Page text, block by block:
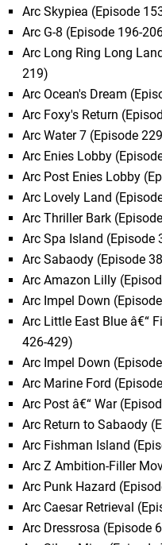
Arc Skypiea (Episode
Arc G-8 (Episode 196-
Arc Long Ring Long
219)
Arc Ocean's Dream
Arc Foxy's Return
Arc Water 7 (Episode
Arc Enies Lobby
Arc Post Enies Lobby
Arc Lovely Land
Arc Thriller Bark
Arc Spa Island (Episode
Arc Sabaody (Episode
Arc Amazon Lilly
Arc Impel Down
Arc Little East Blue â€“
426-429)
Arc Impel Down
Arc Marine Ford
Arc Post â€“ War
Arc Return to Sabaody
Arc Fishman Island
Arc Z Ambition-Filler
Arc Punk Hazard
Arc Caesar Retrieval
Arc Dressrosa (Episode